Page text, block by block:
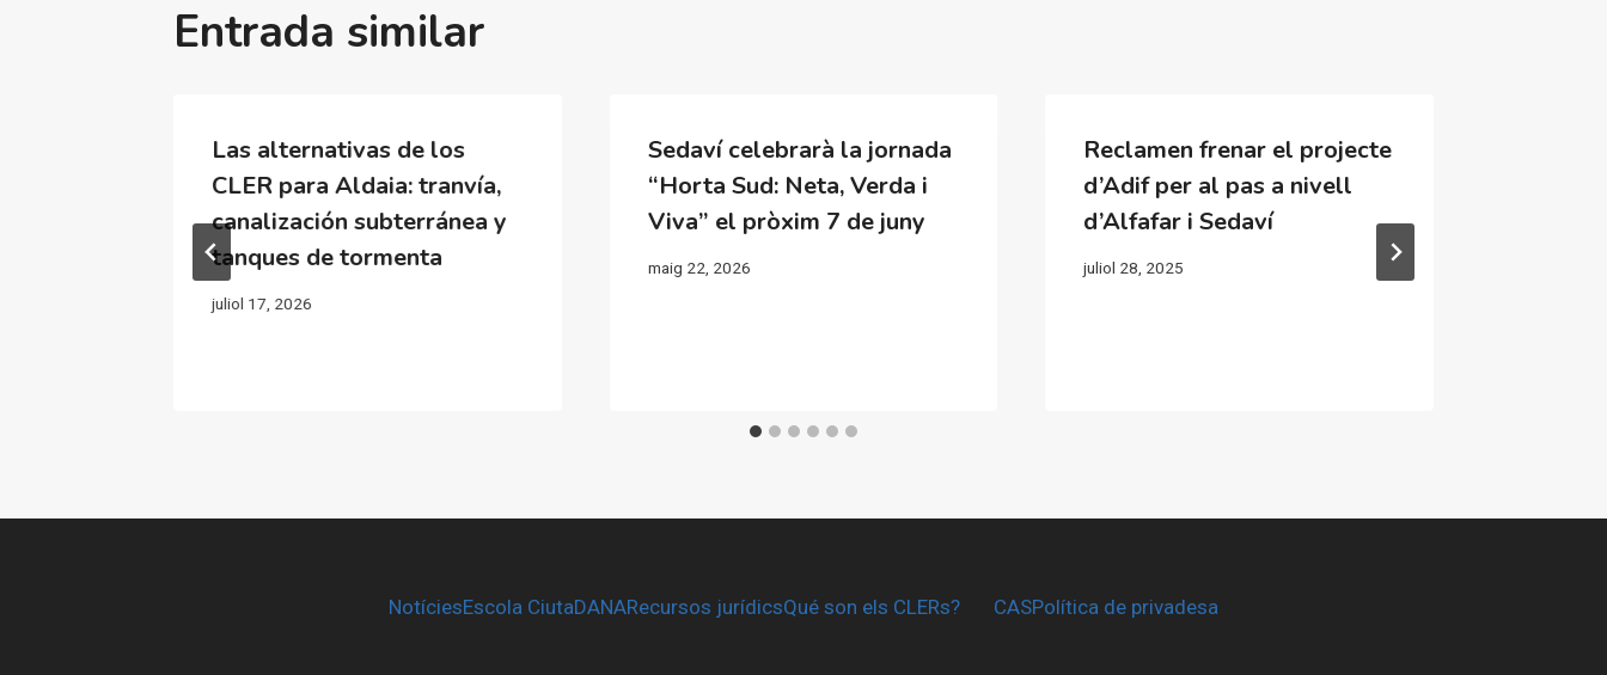
Entrada similar
Las alternativas de los
CLER para Aldaia: tranvía,
canalización subterránea y
tanques de tormenta
juliol 17, 2026
Sedaví celebrarà la jornada
“Horta Sud: Neta, Verda i
Viva” el pròxim 7 de juny
maig 22, 2026
Reclamen frenar el projecte
d’Adif per al pas a nivell
d’Alfafar i Sedaví
juliol 28, 2025
NotíciesEscola CiutaDANARecursos jurídicsQué son els CLERs? CASPolítica de privadesa